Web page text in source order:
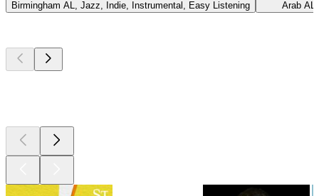
Birmingham AL, Jazz, Indie, Instrumental, Easy Listening
Arab